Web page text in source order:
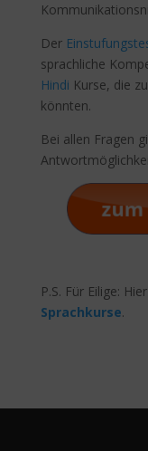
Der
sprachliche
Hindi Kurse, die
könnten.
Bei allen Fragen
P.S. Für Eilige:
Sprachkurse.